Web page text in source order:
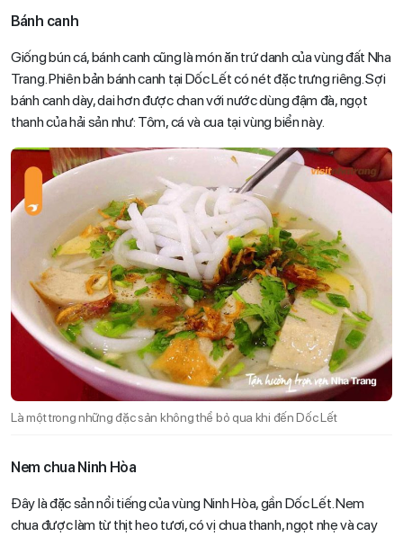
Bánh canh
Giống bún cá, bánh canh cũng là món ăn trứ danh của vùng đất Nha
Trang. Phiên bản bánh canh tại Dốc Lết có nét đặc trưng riêng. Sợi
bánh canh dày, dai hơn được chan với nước dùng đậm đà, ngọt
thanh của hải sản như: Tôm, cá và cua tại vùng biển này.
Là một trong những đặc sản không thể bỏ qua khi đến Dốc Lết
Nem chua Ninh Hòa
Đây là đặc sản nổi tiếng của vùng Ninh Hòa, gần Dốc Lết. Nem
chua được làm từ thịt heo tươi, có vị chua thanh, ngọt nhẹ và cay